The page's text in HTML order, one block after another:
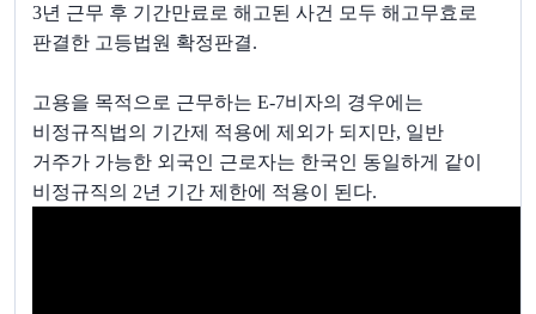
3년 근무 후 기간만료로 해고된 사건 모두 해고무효로
판결한 고등법원 확정판결.
고용을 목적으로 근무하는E-7비자의 경우에는
비정규직법의 기간제 적용에 제외가 되지만, 일반
거주가 가능한 외국인 근로자는 한국인 동일하게 같이
비정규직의 2년 기간 제한에 적용이 된다.